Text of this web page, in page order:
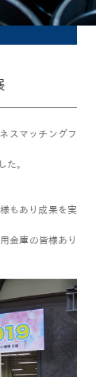
スマッチングフ
た。
もあり成果を実
金庫の皆様あり